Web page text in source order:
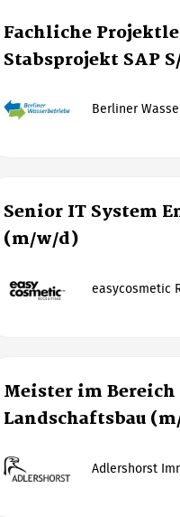
Fachliche
Stabsprojekt SAP
Berliner
Senior IT System
(m/w/d)
easycosmetic
Meister im
Landschaftsbau
Adlershorst